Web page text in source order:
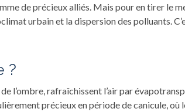
de précieux alliés. Mais pour en tirer le
urbain et la dispersion des polluants.
?
l’ombre, rafraîchissent l’air par
précieux en période de canicule, où